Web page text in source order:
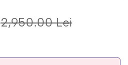
2,950.00 Lei